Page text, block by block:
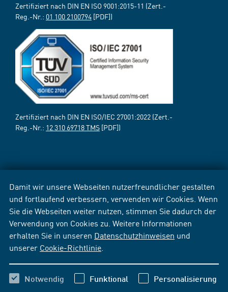
Damit wir unsere Webseiten nutzerfreundlicher gestalten
und fortlaufend verbessern, verwenden wir Cookies. Wenn
Sie die Webseiten weiter nutzen, stimmen Sie dadurch der
Verwendung von Cookies zu. Weitere Informationen
erhalten Sie in unseren Datenschutzhinweisen und
unserer Cookie-Richtlinie
Notwendig Funktional Personalisierung
Zertifiziert nach DIN EN ISO 9001:2015-11 (Zert.-
Reg.-Nr.: 01 100 2100794 [PDF])
Zertifiziert nach DIN EN ISO/IEC 27001:2022 (Zert.-
Reg.-Nr.: 12 310 69718 TMS [PDF])